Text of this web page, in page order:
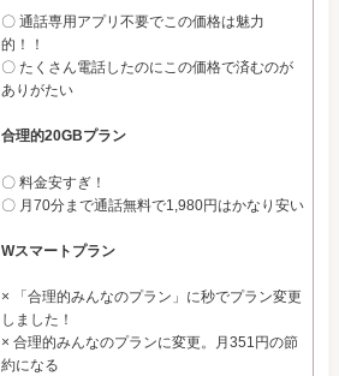
〇 通話専用アプリ不要でこの価格は魅力
的！！
〇 たくさん電話したのにこの価格で済むのが
ありがたい
合理的20GBプラン
〇 料金安すぎ！
〇 月70分まで通話無料で1,980円はかなり安い
Wスマートプラン
× 「合理的みんなのプラン」に秒でプラン変更
しました！
× 合理的みんなのプランに変更。月351円の節
約になる